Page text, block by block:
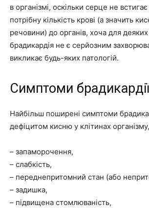
в організмі, оскільки серце не
потрібну кількість крові (а значить
речовини) до органів, хоча для
брадикардія не є серйозним
викликає будь-яких патологій.
Симптоми
Найбільш поширені симптоми
дефіцитом кисню у клітинах
– запаморочення,
– слабкість,
– переднепритомний стан (або
– задишка,
– підвищена стомлюваність,